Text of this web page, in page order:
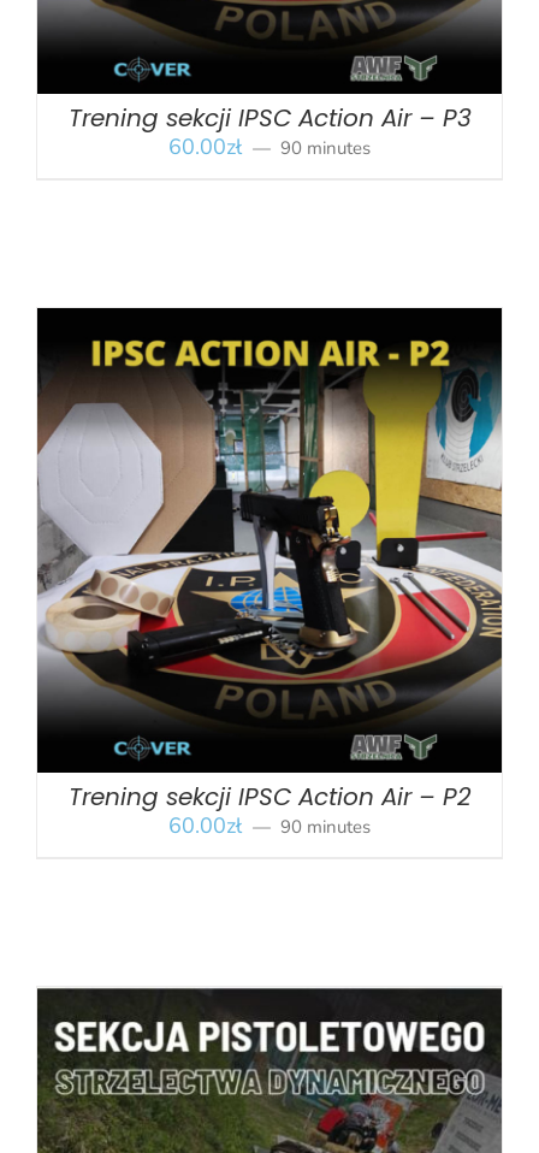
Trening sekcji IPSC Action Air – P3
60.00zł 90 minutes
BOOK SZCZEGÓŁY
Trening sekcji IPSC Action Air – P2
60.00zł 90 minutes